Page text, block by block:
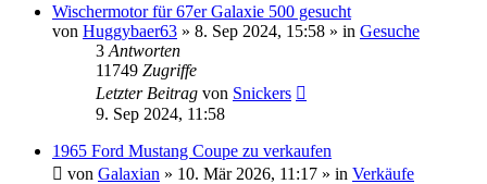
Wischermotor für 67er Galaxie 500 gesucht
von Huggybaer63 » 8. Sep 2024, 15:58 » in Gesuche
3 Antworten
11749 Zugriffe
Letzter Beitrag von Snickers
9. Sep 2024, 11:58
1965 Ford Mustang Coupe zu verkaufen
von Galaxian » 10. Mär 2026, 11:17 » in Verkäufe